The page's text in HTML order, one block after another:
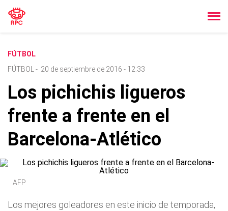
FÚTBOL
FÚTBOL
- 20 de septiembre de 2016 - 12:33
Los pichichis ligueros
frente a frente en el
Barcelona-Atlético
AFP
Los mejores goleadores en este inicio de temporada,